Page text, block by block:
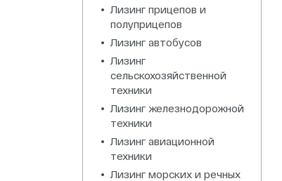
Лизинг прицепов и
полуприцепов
Лизинг автобусов
Лизинг
сельскохозяйственной
техники
Лизинг железнодорожной
техники
Лизинг авиационной
техники
Лизинг морских и речных